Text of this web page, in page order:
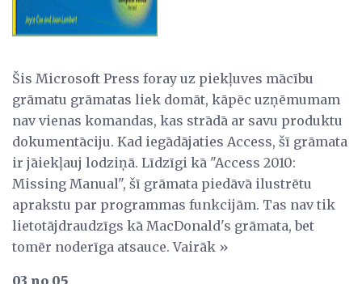
Šis Microsoft Press foray uz piekļuves mācību
grāmatu grāmatas liek domāt, kāpēc uzņēmumam
nav vienas komandas, kas strādā ar savu produktu
dokumentāciju. Kad iegādājaties Access, šī grāmata
ir jāiekļauj lodziņā. Līdzīgi kā "Access 2010:
Missing Manual", šī grāmata piedāvā ilustrētu
aprakstu par programmas funkcijām. Tas nav tik
lietotājdraudzīgs kā MacDonald's grāmata, bet
tomēr noderīga atsauce. Vairāk »
03 no 05